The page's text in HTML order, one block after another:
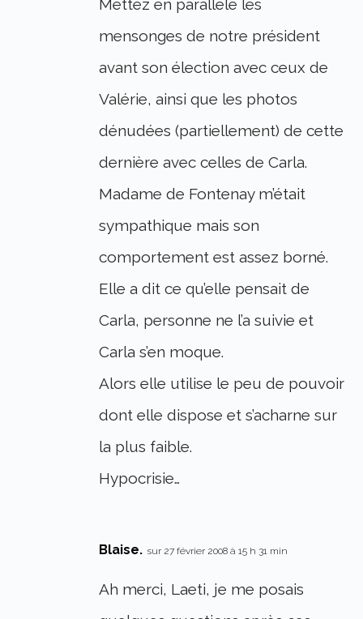
Mettez en parallèle les
mensonges de notre président
avant son élection avec ceux de
Valérie, ainsi que les photos
dénudées (partiellement) de cette
dernière avec celles de Carla.
Madame de Fontenay m’était
sympathique mais son
comportement est assez borné.
Elle a dit ce qu’elle pensait de
Carla, personne ne l’a suivie et
Carla s’en moque.
Alors elle utilise le peu de pouvoir
dont elle dispose et s’acharne sur
la plus faible.
Hypocrisie…
Blaise. sur 27 février 2008 à 15 h 31 min
Ah merci, Laeti, je me posais